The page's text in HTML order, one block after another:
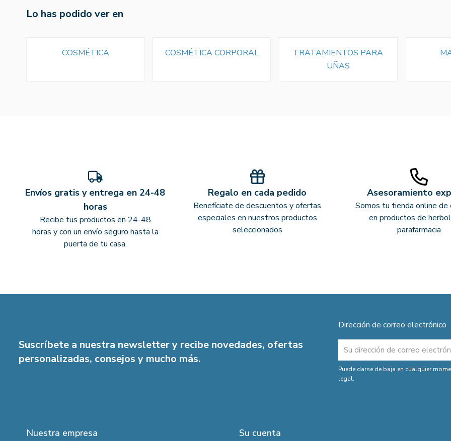
Lo has podido ver en
COSMÉTICA COSMÉTICA CORPORAL
TRATAMIENTOS PARA
UÑAS
Envíos gratis y entrega en 24-48
horas
Recibe tus productos en 24-48
horas y con un envío seguro hasta la
puerta de tu casa.
Regalo en cada pedido
Benefíciate de descuentos y ofertas
especiales en nuestros productos
seleccionados
Asesoramiento
Somos tu tienda online de
en productos de
parafarmacia
Suscríbete a nuestra newsletter y recibe novedades, ofertas
personalizadas, consejos y mucho más.
Dirección de correo electrónico
Puede darse de baja en cualquier
legal.
Nuestra empresa Su cuenta